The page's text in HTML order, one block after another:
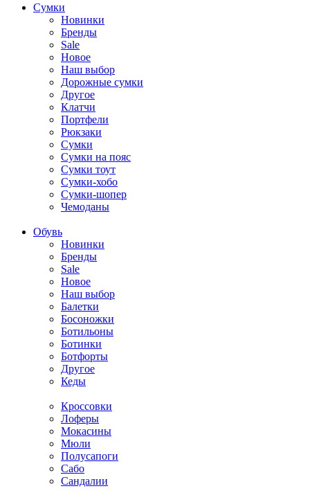
Cумки
Новинки
Бренды
Sale
Новое
Наш выбор
Дорожные сумки
Другое
Клатчи
Портфели
Рюкзаки
Сумки
Сумки на пояс
Сумки тоут
Сумки-хобо
Сумки-шопер
Чемоданы
Обувь
Новинки
Бренды
Sale
Новое
Наш выбор
Балетки
Босоножки
Ботильоны
Ботинки
Ботфорты
Другое
Кеды
Кроссовки
Лоферы
Мокасины
Мюли
Полусапоги
Сабо
Сандалии